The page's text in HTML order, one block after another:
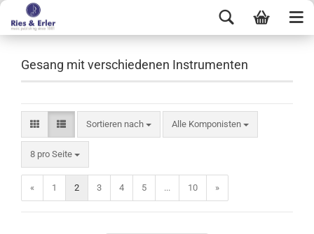
Gesang mit verschiedenen Instrumenten
Sortieren nach Alle Komponisten
8 pro Seite
« 1 2 3 4 5 ... 10 »